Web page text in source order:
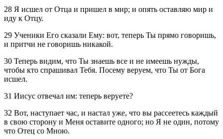
28 Я исшел от Отца и пришел в мир; и опять оставляю мир и
иду к Отцу.
29 Ученики Его сказали Ему: вот, теперь Ты прямо говоришь,
и притчи не говоришь никакой.
30 Теперь видим, что Ты знаешь все и не имеешь нужды,
чтобы кто спрашивал Тебя. Посему веруем, что Ты от Бога
исшел.
31 Иисус отвечал им: теперь веруете?
32 Вот, наступает час, и настал уже, что вы рассеетесь каждый
в свою сторону и Меня оставите одного; но Я не один, потому
что Отец со Мною.